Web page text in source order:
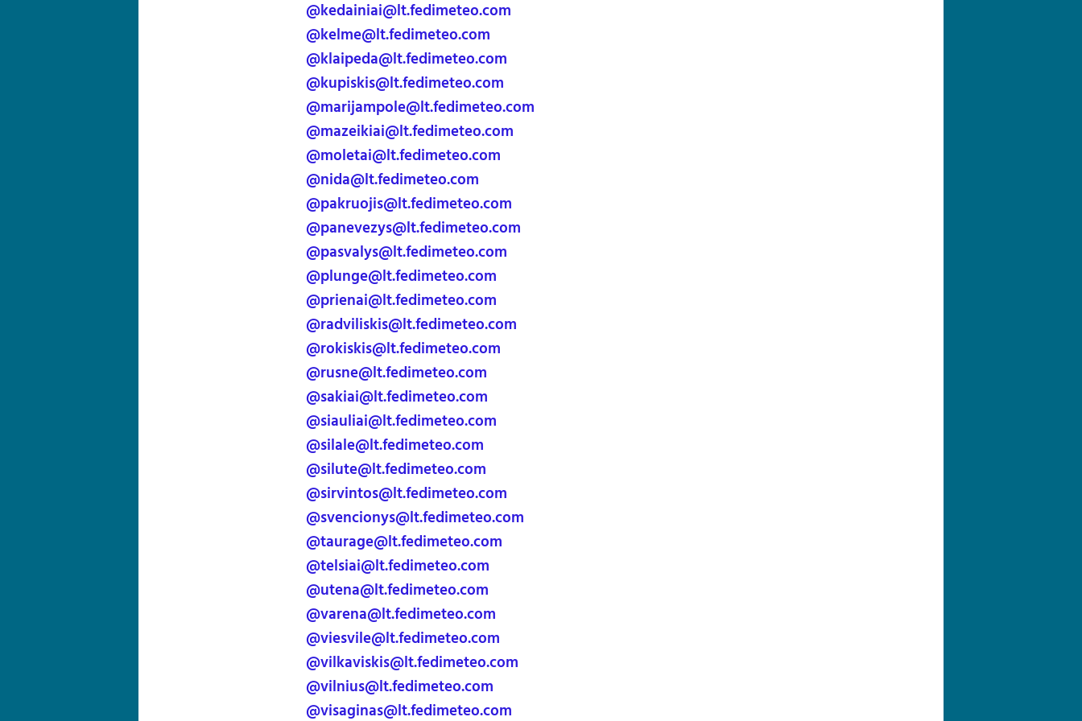
@kedainiai@lt.fedimeteo.com
@kelme@lt.fedimeteo.com
@klaipeda@lt.fedimeteo.com
@kupiskis@lt.fedimeteo.com
@marijampole@lt.fedimeteo.com
@mazeikiai@lt.fedimeteo.com
@moletai@lt.fedimeteo.com
@nida@lt.fedimeteo.com
@pakruojis@lt.fedimeteo.com
@panevezys@lt.fedimeteo.com
@pasvalys@lt.fedimeteo.com
@plunge@lt.fedimeteo.com
@prienai@lt.fedimeteo.com
@radviliskis@lt.fedimeteo.com
@rokiskis@lt.fedimeteo.com
@rusne@lt.fedimeteo.com
@sakiai@lt.fedimeteo.com
@siauliai@lt.fedimeteo.com
@silale@lt.fedimeteo.com
@silute@lt.fedimeteo.com
@sirvintos@lt.fedimeteo.com
@svencionys@lt.fedimeteo.com
@taurage@lt.fedimeteo.com
@telsiai@lt.fedimeteo.com
@utena@lt.fedimeteo.com
@varena@lt.fedimeteo.com
@viesvile@lt.fedimeteo.com
@vilkaviskis@lt.fedimeteo.com
@vilnius@lt.fedimeteo.com
@visaginas@lt.fedimeteo.com